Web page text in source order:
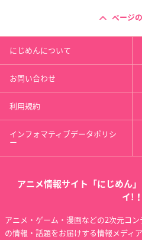
ページ
にじめんについて
お問い合わせ
利用規約
インフォマティブデータポリシ
ー
アニメ情報サイト「にじめん
イ!！
アニメ・ゲーム・漫画などの2次元コ
の情報・話題をお届けする情報メディ